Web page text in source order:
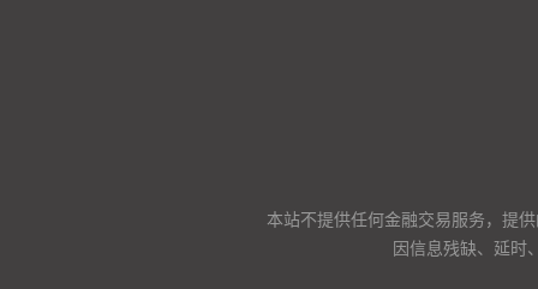
本站不提供任何金融交易服务，提
因信息残缺、延时